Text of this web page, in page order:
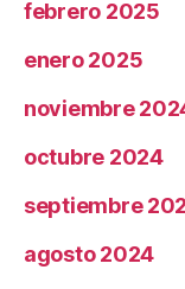
febrero 2025
enero 2025
noviembre
octubre 2024
septiembre
agosto 2024